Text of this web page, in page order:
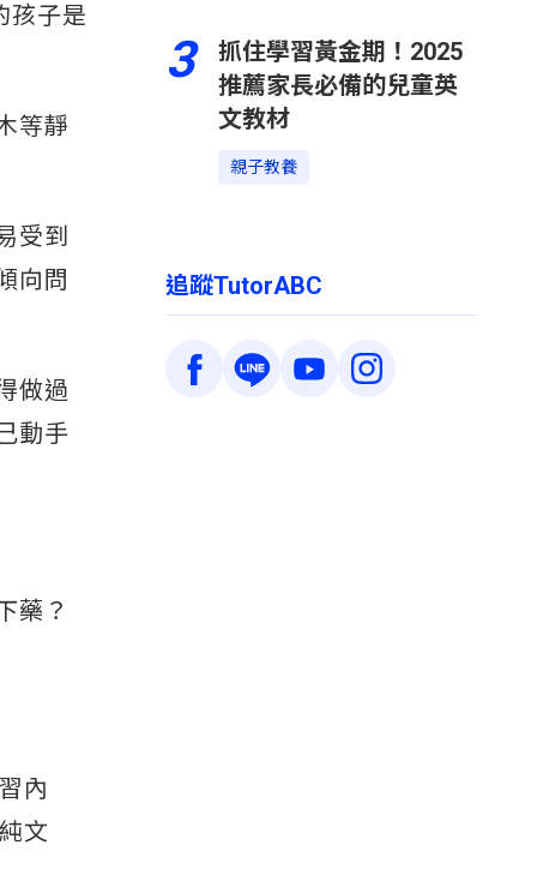
孩子是
等靜
受到
向問
做過
動手
藥？
內
文
3
抓住學習黃金期！2025
推薦家長必備的兒童英
文教材
親子教養
追蹤TutorABC